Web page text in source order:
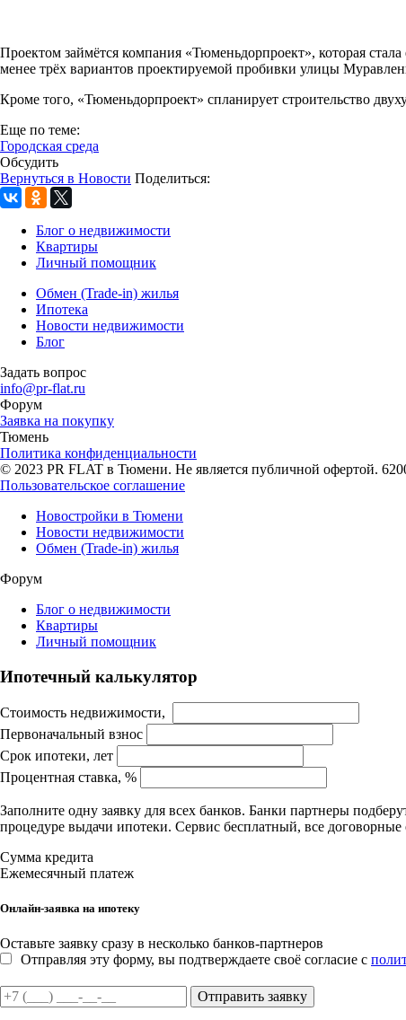
Проектом займётся компания «Тюменьдорпроект», которая
менее трёх вариантов проектируемой пробивки улицы
Кроме того, «Тюменьдорпроект» спланирует строительство
Еще по теме:
Городская среда
Обсудить
Вернуться в Новости Поделиться:
Блог о недвижимости
Квартиры
Личный помощник
Обмен (Trade-in) жилья
Ипотека
Новости недвижимости
Блог
Задать вопрос
info@pr-flat.ru
Форум
Заявка на покупку
Тюмень
Политика конфиденциальности
© 2023 PR FLAT в Тюмени. Не является публичной офертой.
Пользовательское соглашение
Новостройки в Тюмени
Новости недвижимости
Обмен (Trade-in) жилья
Форум
Блог о недвижимости
Квартиры
Личный помощник
Ипотечный калькулятор
Стоимость недвижимости,
Первоначальный взнос
Срок ипотеки, лет
Процентная ставка, %
Заполните одну заявку для всех банков. Банки партнеры
процедуре выдачи ипотеки. Сервис бесплатный, все
Сумма кредита
Ежемесячный платеж
Онлайн-заявка на ипотеку
Оставьте заявку сразу в несколько банков-партнеров
Отправляя эту форму, вы подтверждаете своё согласие с
Отправить заявку